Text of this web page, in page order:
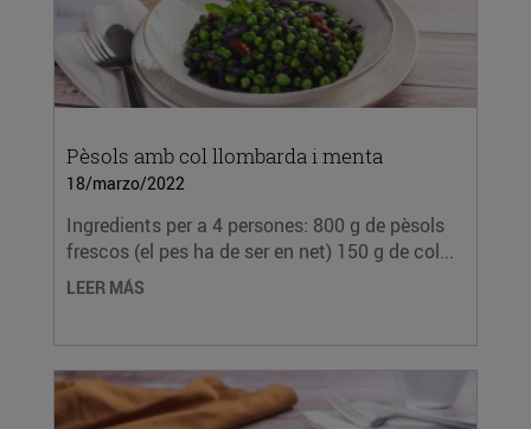
Pèsols amb col llombarda i menta
18/marzo/2022
Ingredients per a 4 persones: 800 g de pèsols
frescos (el pes ha de ser en net) 150 g de col...
LEER MÁS